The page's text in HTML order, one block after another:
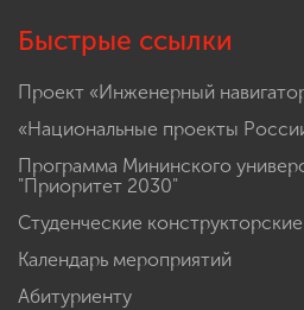
Быстрые ссылки
Проект «Инженерный
«Национальные проекты
Программа Мининского
"Приоритет 2030"
Студенческие
Календарь мероприятий
Абитуриенту